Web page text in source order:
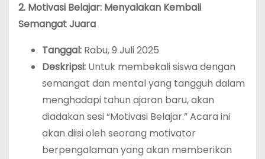
2. Motivasi Belajar: Menyalakan Kembali
Semangat Juara
Tanggal: Rabu, 9 Juli 2025
Deskripsi: Untuk membekali siswa dengan
semangat dan mental yang tangguh dalam
menghadapi tahun ajaran baru, akan
diadakan sesi “Motivasi Belajar.” Acara ini
akan diisi oleh seorang motivator
berpengalaman yang akan memberikan